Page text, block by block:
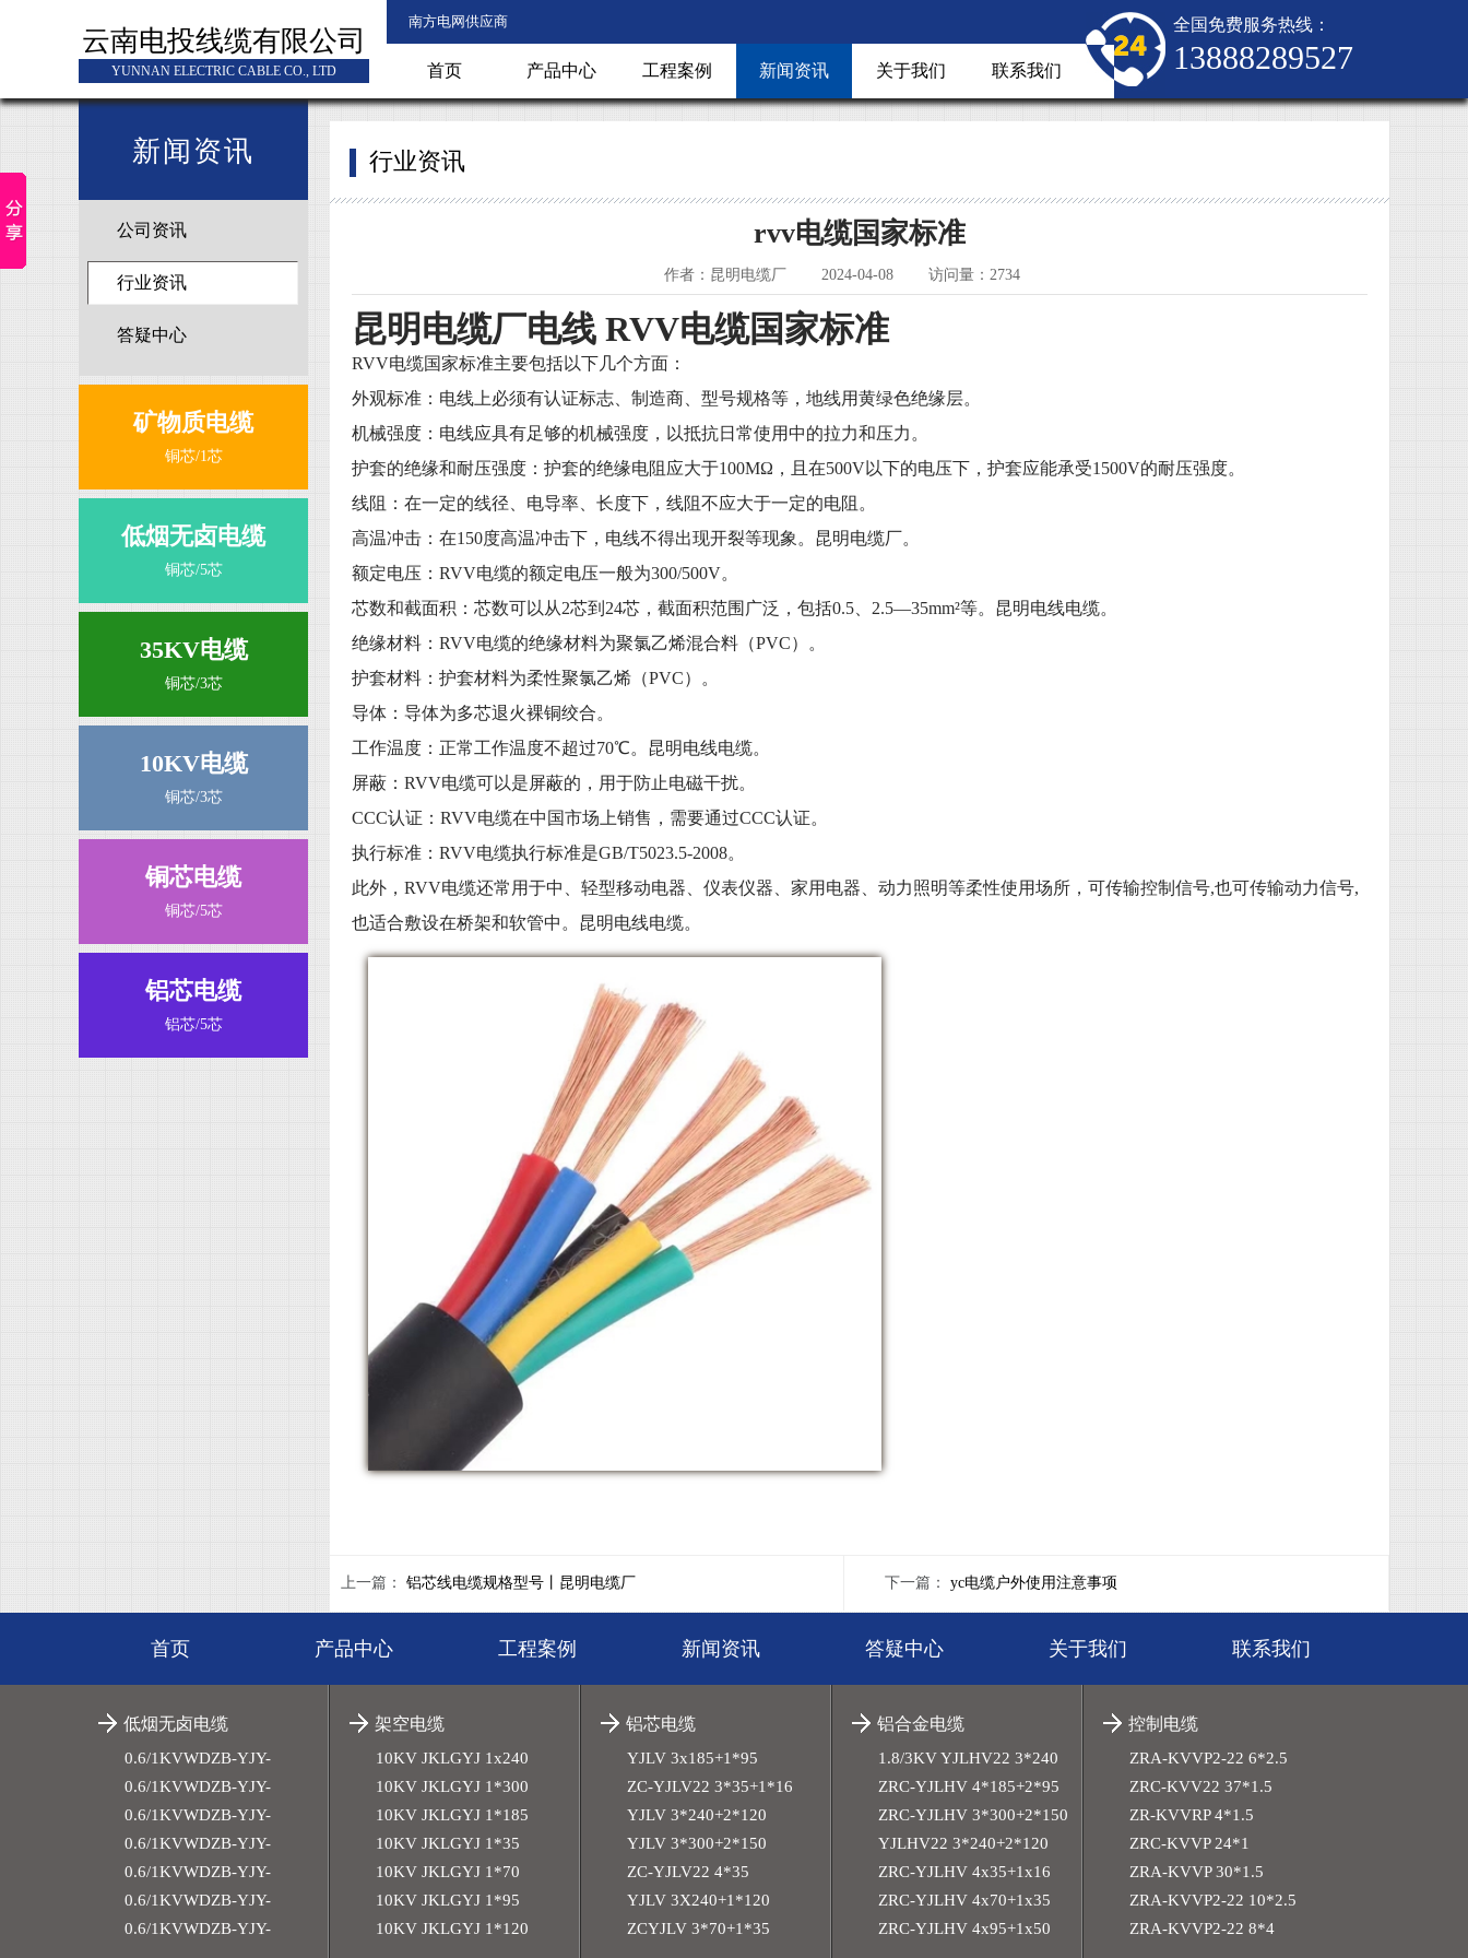
云南电投线缆有限公司
YUNNAN ELECTRIC CABLE CO., LTD
南方电网供应商
首页 产品中心 工程案例 新闻资讯 关于我们 联系我们
全国免费服务热线：
13888289527
新闻资讯
公司资讯
行业资讯
答疑中心
矿物质电缆
铜芯/1芯
低烟无卤电缆
铜芯/5芯
35KV电缆
铜芯/3芯
10KV电缆
铜芯/3芯
铜芯电缆
铜芯/5芯
铝芯电缆
铝芯/5芯
行业资讯
rvv电缆国家标准
作者：昆明电缆厂 2024-04-08 访问量：2734
昆明电缆厂电线 RVV电缆国家标准
RVV电缆国家标准主要包括以下几个方面：
外观标准：电线上必须有认证标志、制造商、型号规格等，地线用黄绿色绝缘层。
机械强度：电线应具有足够的机械强度，以抵抗日常使用中的拉力和压力。
护套的绝缘和耐压强度：护套的绝缘电阻应大于100MΩ，且在500V以下的电压下，护套应能承受1500V的耐压强度。
线阻：在一定的线径、电导率、长度下，线阻不应大于一定的电阻。
高温冲击：在150度高温冲击下，电线不得出现开裂等现象。昆明电缆厂。
额定电压： RVV电缆的额定电压一般为300/500V。
芯数和截面积：芯数可以从2芯到 24芯，截面积范围广泛，包括0.5 2.5—35mm²等。昆明电线电缆。
绝缘材料： RVV电缆的绝缘材料为聚氯乙烯混合料（PVC）。
护套材料：护套材料为柔性聚氯乙烯（PVC）。
导体：导体为多芯退火裸铜绞合。
工作温度：正常工作温度不超过70℃。昆明电线电缆。
屏蔽： RVV电缆可以是屏蔽的，用于防止电磁干扰。
CCC认证： RVV电缆在中国市场上销售，需要通过CCC认证。
执行标准： RVV电缆执行标准是GB/T5023.5-2008。
此外， RVV电缆还常用于中、轻型移动电器、仪表仪器、家用电器、动力照明等柔性使用场所，可传输控制信号,也可传输动力信号,
也适合敷设在桥架和软管中。昆明电线电缆。
上一篇： 铝芯线电缆规格型号丨昆明电缆厂 下一篇：yc电缆户外使用注意事项
首页 产品中心 工程案例 新闻资讯 答疑中心 关于我们 联系我们
低烟无卤电缆
0.6/1KVWDZB-YJY-
4x300+1x150平方
0.6/1KVWDZB-YJY-
4x240+1x120平方
0.6/1KVWDZB-YJY-
4x185+1x95平方
0.6/1KVWDZB-YJY-
4x150+1x70平方
0.6/1KVWDZB-YJY-
4x120+1x70平方
0.6/1KVWDZB-YJY-
4x95+1x50平方
0.6/1KVWDZB-YJY-
架空电缆
10KV JKLGYJ 1x240
10KV JKLGYJ 1*300
10KV JKLGYJ 1*185
10KV JKLGYJ 1*35
10KV JKLGYJ 1*70
10KV JKLGYJ 1*95
10KV JKLGYJ 1*120
铝芯电缆
YJLV 3x185+1*95
ZC-YJLV22 3*35+1*16
YJLV 3*240+2*120
YJLV 3*300+2*150
ZC-YJLV22 4*35
YJLV 3X240+1*120
ZCYJLV 3*70+1*35
铝合金电缆
1.8/3KV YJLHV22 3*240
ZRC-YJLHV 4*185+2*95
ZRC-YJLHV 3*300+2*150
YJLHV22 3*240+2*120
ZRC-YJLHV 4x35+1x16
ZRC-YJLHV 4x70+1x35
ZRC-YJLHV 4x95+1x50
控制电缆
ZRA-KVVP2-22 6*2.5
ZRC-KVV22 37*1.5
ZR-KVVRP 4*1.5
ZRC-KVVP 24*1
ZRA-KVVP 30*1.5
ZRA-KVVP2-22 10*2.5
ZRA-KVVP2-22 8*4